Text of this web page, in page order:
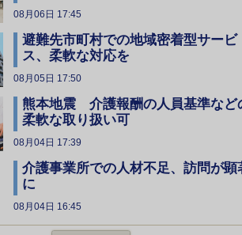
08月06日 17:45
避難先市町村での地域密着型サービ
ス、柔軟な対応を
08月05日 17:50
熊本地震 介護報酬の人員基準など
柔軟な取り扱い可
08月04日 17:39
介護事業所での人材不足、訪問が顕
に
08月04日 16:45